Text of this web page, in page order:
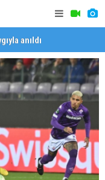
anıldı